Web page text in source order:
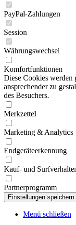
PayPal-Zahlungen
Session
Währungswechsel
Komfortfunktionen
Diese Cookies werden
ansprechender zu
des Besuchers.
Merkzettel
Marketing & Analytics
Endgeräteerkennung
Kauf- und
Partnerprogramm
Menü schließen